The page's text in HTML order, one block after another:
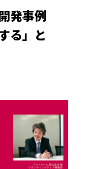
発事例
る」と